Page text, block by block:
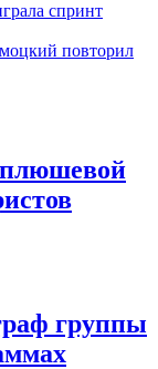
спринт
повторил
плюшевой
группы